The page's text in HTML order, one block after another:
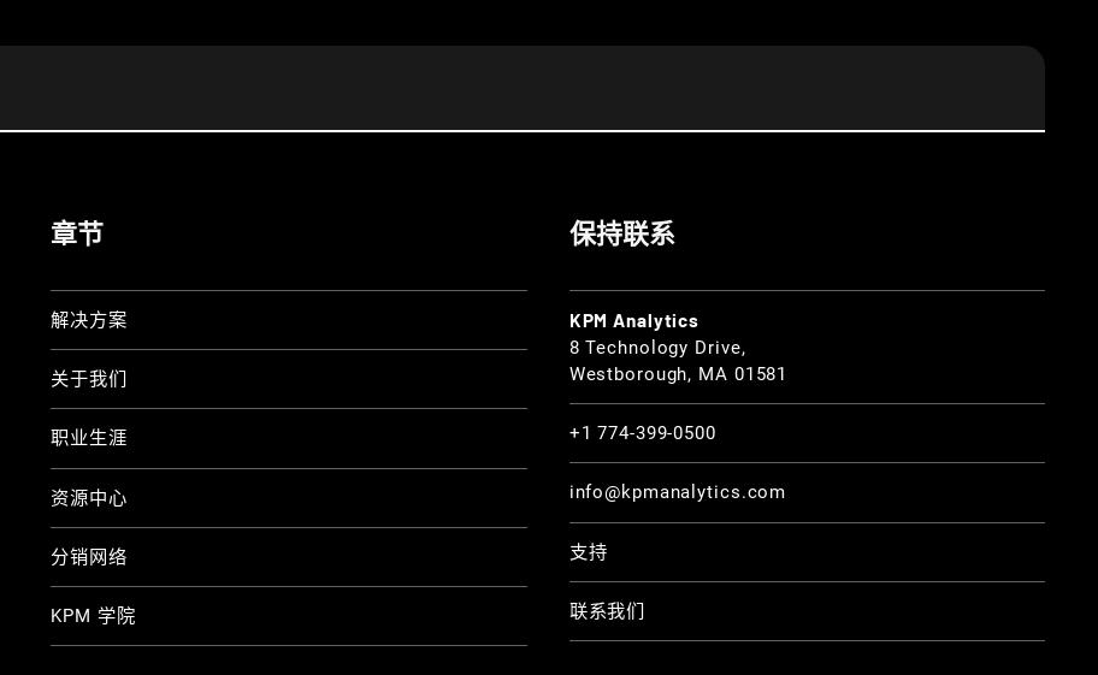
章节
解决方案
关于我们
职业生涯
资源中心
分销网络
KPM 学院
保持联系
KPM Analytics
8 Technology Drive,
Westborough, MA 01581
+1 774-399-0500
info@kpmanalytics.com
支持
联系我们